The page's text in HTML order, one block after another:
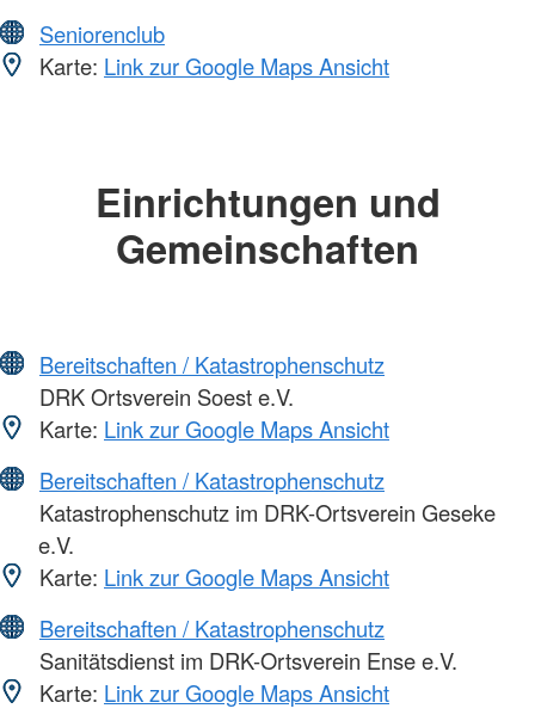
Seniorenclub
Karte: Link zur Google Maps Ansicht
Einrichtungen und
Gemeinschaften
Bereitschaften / Katastrophenschutz
DRK Ortsverein Soest e.V.
Karte: Link zur Google Maps Ansicht
Bereitschaften / Katastrophenschutz
Katastrophenschutz im DRK-Ortsverein Geseke
e.V.
Karte: Link zur Google Maps Ansicht
Bereitschaften / Katastrophenschutz
Sanitätsdienst im DRK-Ortsverein Ense e.V.
Karte: Link zur Google Maps Ansicht